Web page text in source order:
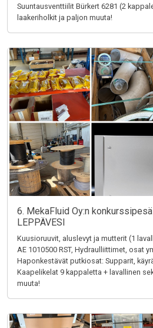
Suuntausventtiilit Bürkert 6281 (2
laakeriholkit ja paljon muuta!
6. MekaFluid Oy:n
LEPPÄVESI
Kuusioruuvit, aluslevyt ja mutterit (1
AE 1010500 RST, Hydraulliittimet, osat
Haponkestävät putkiosat: Supparit,
Kaapelikelat 9 kappaletta + lavallinen
muuta!